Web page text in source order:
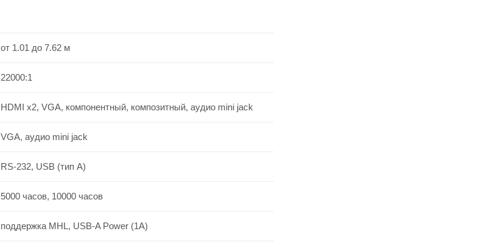
от 1.01 до 7.62 м
22000:1
HDMI x2, VGA, компонентный, композитный, аудио mini jack
VGA, аудио mini jack
RS-232, USB (тип A)
5000 часов, 10000 часов
поддержка MHL, USB-A Power (1A)